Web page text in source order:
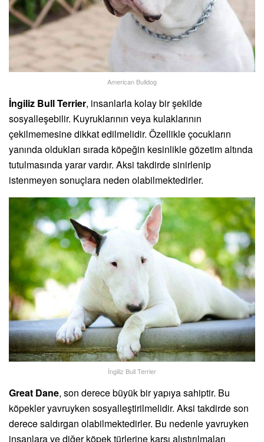
American Bulldog
İngiliz Bull Terrier, insanlarla kolay bir şekilde
sosyalleşebilir. Kuyruklarının veya kulaklarının
çekilmemesine dikkat edilmelidir. Özellikle çocukların
yanında oldukları sırada köpeğin kesinlikle gözetim altında
tutulmasında yarar vardır. Aksi takdirde sinirlenip
istenmeyen sonuçlara neden olabilmektedirler.
İngiliz Bull Terrier
Great Dane, son derece büyük bir yapıya sahiptir. Bu
köpekler yavruyken sosyalleştirilmelidir. Aksi takdirde son
derece saldırgan olabilmektedirler. Bu nedenle yavruyken
insanlara ve diğer köpek türlerine karşı alıştırılmaları